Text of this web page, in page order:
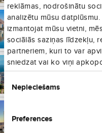
reklāmas, nodrošinātu
analizētu mūsu
izmantojat mūsu vietni,
sociālās saziņas līdzekļu,
partneriem, kuri to var
sniedzat vai ko viņi
Piekrišanas
izvēleNepieciešams
Preferences
Alikante
Saloniki